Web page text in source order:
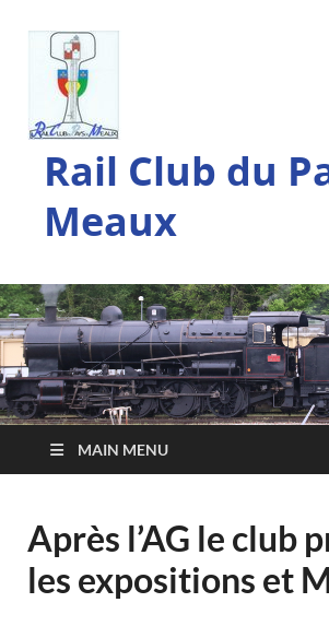
Rail Club du
Meaux
MAIN MENU
Après l’AG le club
les expositions et